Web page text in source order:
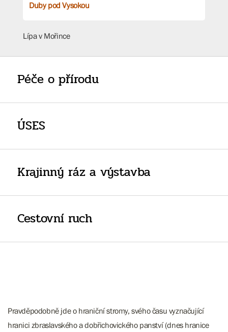
Duby pod Vysokou
Lípa v Mořince
Péče o přírodu
ÚSES
Krajinný ráz a výstavba
Cestovní ruch
Pravděpodobně jde o hraniční stromy, svého času vyznačující
hranici zbraslavského a dobřichovického panství (dnes hranice